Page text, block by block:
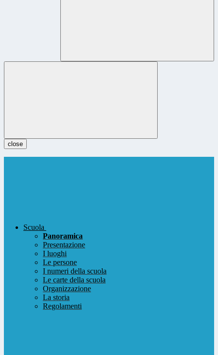
close
Scuola
Panoramica
Presentazione
I luoghi
Le persone
I numeri della scuola
Le carte della scuola
Organizzazione
La storia
Regolamenti